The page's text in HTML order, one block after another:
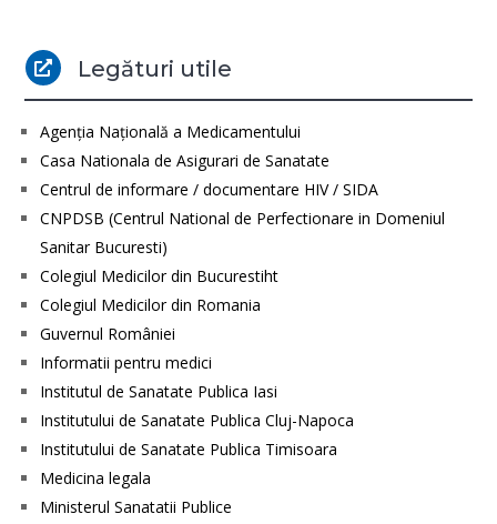
 Legături utile
Agenţia Naţională a Medicamentului
Casa Nationala de Asigurari de Sanatate
Centrul de informare / documentare HIV / SIDA
CNPDSB (Centrul National de Perfectionare in Domeniul
Sanitar Bucuresti)
Colegiul Medicilor din Bucurestiht
Colegiul Medicilor din Romania
Guvernul României
Informatii pentru medici
Institutul de Sanatate Publica Iasi
Institutului de Sanatate Publica Cluj-Napoca
Institutului de Sanatate Publica Timisoara
Medicina legala
Ministerul Sanatatii Publice